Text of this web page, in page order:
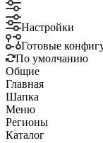
Настройки
Готовые
По умолчанию
Общие
Главная
Шапка
Меню
Регионы
Каталог